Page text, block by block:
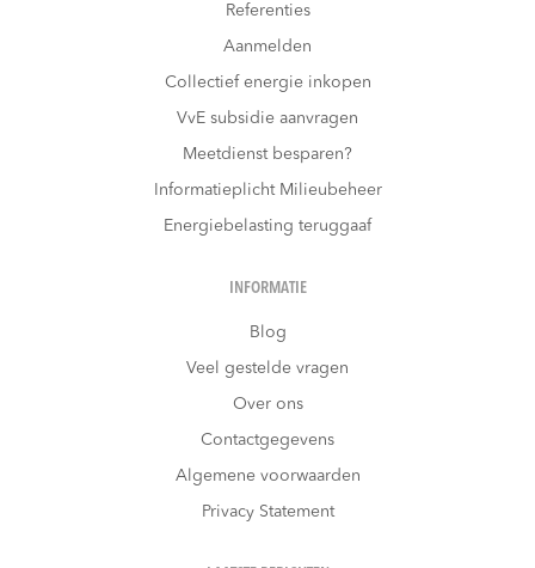
Referenties
Aanmelden
Collectief energie inkopen
VvE subsidie aanvragen
Meetdienst besparen?
Informatieplicht Milieubeheer
Energiebelasting teruggaaf
INFORMATIE
Blog
Veel gestelde vragen
Over ons
Contactgegevens
Algemene voorwaarden
Privacy Statement